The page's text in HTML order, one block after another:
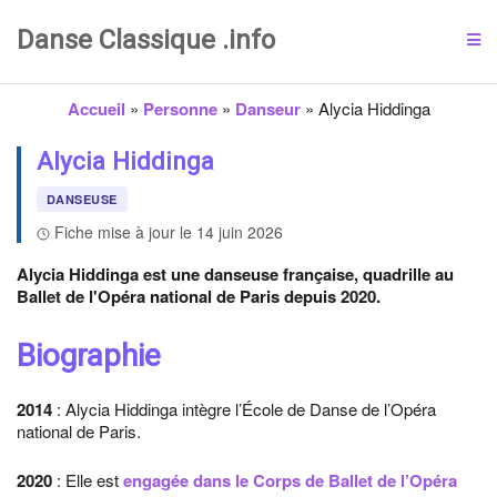
Danse Classique .info
Accueil » Personne» Danseur» Alycia Hiddinga
Alycia Hiddinga
DANSEUSE
Fiche mise à jour le 14 juin 2026
Alycia Hiddinga est une danseuse française, quadrille au
Ballet de l'Opéra national de Paris depuis 2020.
Biographie
2014 : Alycia Hiddinga intègre l’École de Danse de l’Opéra
national de Paris.
2020 : Elle estengagée dans le Corps de Ballet de l’Opéra